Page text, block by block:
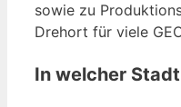
sowie zu
Drehort für viele
In welcher